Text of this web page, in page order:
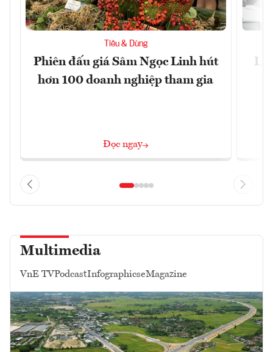
Tiêu & Dùng
Phiên đấu giá Sâm Ngọc Linh hút
hơn 100 doanh nghiệp tham gia
Đọc ngay
Multimedia
VnE TVPodcastInfographicseMagazine